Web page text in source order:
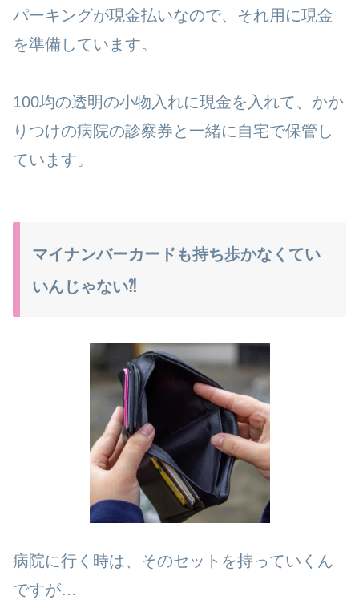
パーキングが現金払いなので、それ用に現金
を準備しています。
100均の透明の小物入れに現金を入れて、かか
りつけの病院の診察券と一緒に自宅で保管し
ています。
マイナンバーカードも持ち歩かなくてい
いんじゃない⁈
病院に行く時は、そのセットを持っていくん
ですが…